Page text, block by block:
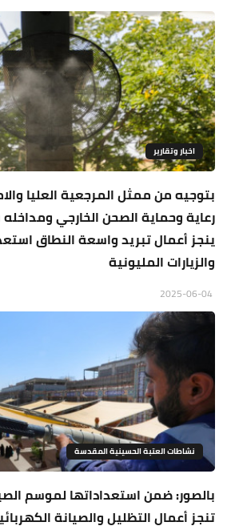
اخبار وتقارير
بتوجيه من ممثل المرجعية العليا
رعاية وحماية الصحن الخارجي
والزيارات المليونية
نشاطات العتبة الحسينية المقدسة
بالصور: ضمن استعداداتها لموسم
تنجز أعمال التظليل والصيانة